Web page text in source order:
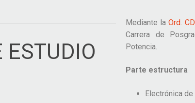
ESTUDIO
Mediante laOrd.
Carrera de
Potencia.
Parte estructura
Electrónica